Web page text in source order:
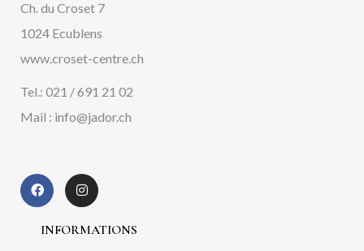
Ch. du Croset 7
1024 Ecublens
www.croset-centre.ch
Tel.: 021 / 691 21 02
Mail : info@jador.ch
INFORMATIONS